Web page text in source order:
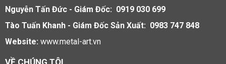
Nguyễn Tấn Đức - Giám Đốc: 0919 030 699
Tào Tuấn Khanh - Giám Đốc Sản Xuất: 0983 747 848
Website: www.metal-art.vn